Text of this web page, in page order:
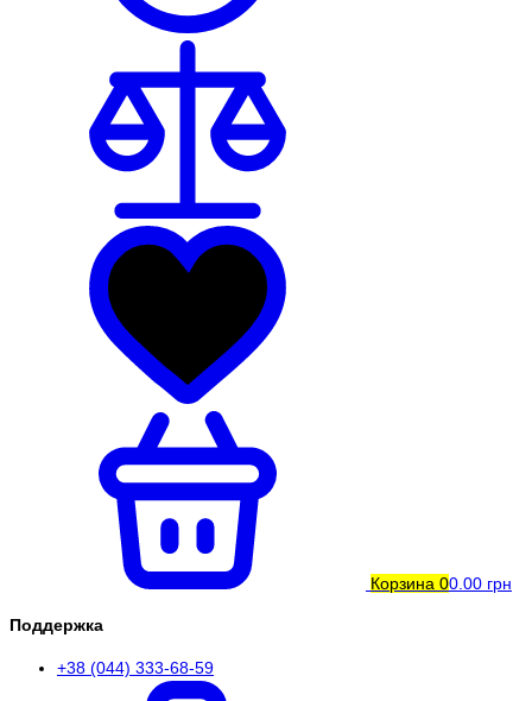
Корзина 00.00 грн
Поддержка
+38 (044) 333-68-59